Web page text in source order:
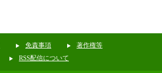
免責事項
著作権等
RSS配信について